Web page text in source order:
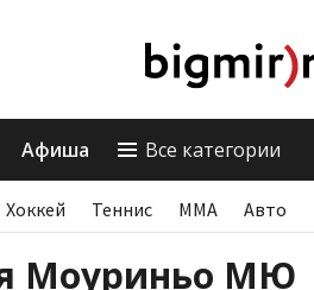
Афиша Все категории
Хоккей Теннис ММА Авто
Моуриньо МЮ